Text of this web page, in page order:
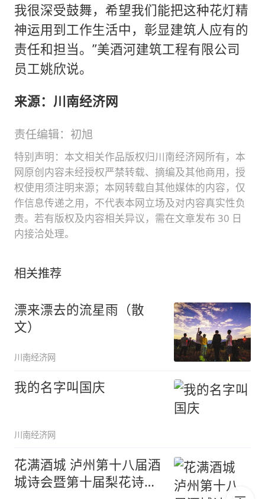
我很深受鼓舞，希望我们能把这种花灯精
神运用到工作生活中，彰显建筑人应有的
责任和担当。”美酒河建筑工程有限公司
员工姚欣说。
来源：川南经济网
责任编辑：初旭
特别声明：本文相关作品版权归川南经济网所有，本
网原创内容未经授权严禁转载、摘编及其他商用，授
权使用须注明来源；本网转载自其他媒体的内容，仅
作信息传递之用，不代表本网立场及对内容真实性负
责。若有版权及内容相关异议，需在文章发布 30 日
内接洽处理。
相关推荐
漂来漂去的流星雨（散
文）
川南经济网
我的名字叫国庆
川南经济网
花满酒城 泸州第十八届酒
城诗会暨第十届梨花诗会